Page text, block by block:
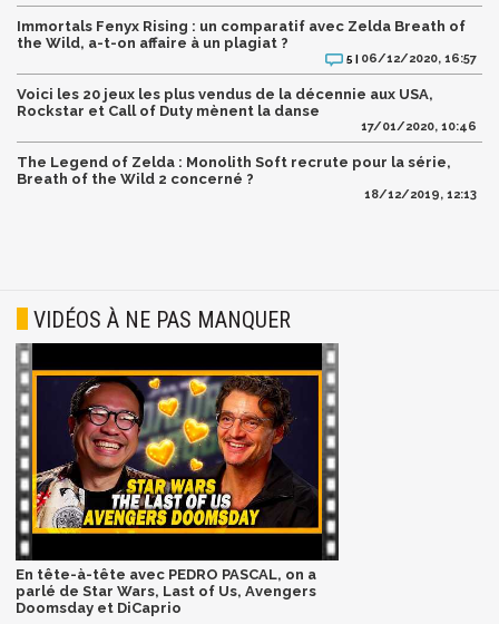
Immortals Fenyx Rising : un comparatif avec Zelda Breath of
the Wild, a-t-on affaire à un plagiat ?
5 | 06/12/2020, 16:57
Voici les 20 jeux les plus vendus de la décennie aux USA,
Rockstar et Call of Duty mènent la danse
17/01/2020, 10:46
The Legend of Zelda : Monolith Soft recrute pour la série,
Breath of the Wild 2 concerné ?
18/12/2019, 12:13
VIDÉOS À NE PAS MANQUER
En tête-à-tête avec PEDRO PASCAL, on a
parlé de Star Wars, Last of Us, Avengers
Doomsday et DiCaprio